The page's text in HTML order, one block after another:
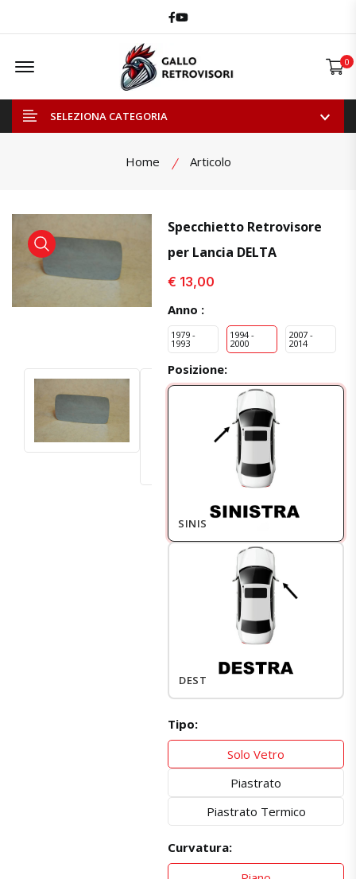
Facebook
Youtube
Offcanvas Menu Open 0
SELEZIONA CATEGORIA
Home Articolo
visualizza prodotto visualizza prodotto
Specchietto Retrovisore
per Lancia DELTA
€ 13,00
Anno :
1979 -
1993
1994 -
2000
2007 -
2014
Posizione:
SINISTRO
DESTRO
Tipo:
Solo Vetro
Piastrato
Piastrato Termico
Curvatura: